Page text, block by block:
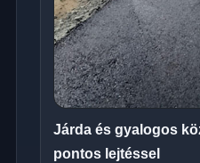
Járda és gyalogos
pontos lejtéssel